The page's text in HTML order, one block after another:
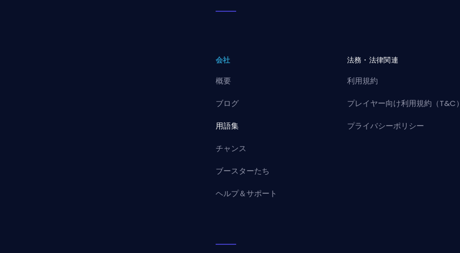
会社
概要
ブログ
用語集
チャンス
ブースターたち
ヘルプ＆サポート
法務・法律関連
利用規約
プレイヤー向け利用規約（T&C
プライバシーポリシー